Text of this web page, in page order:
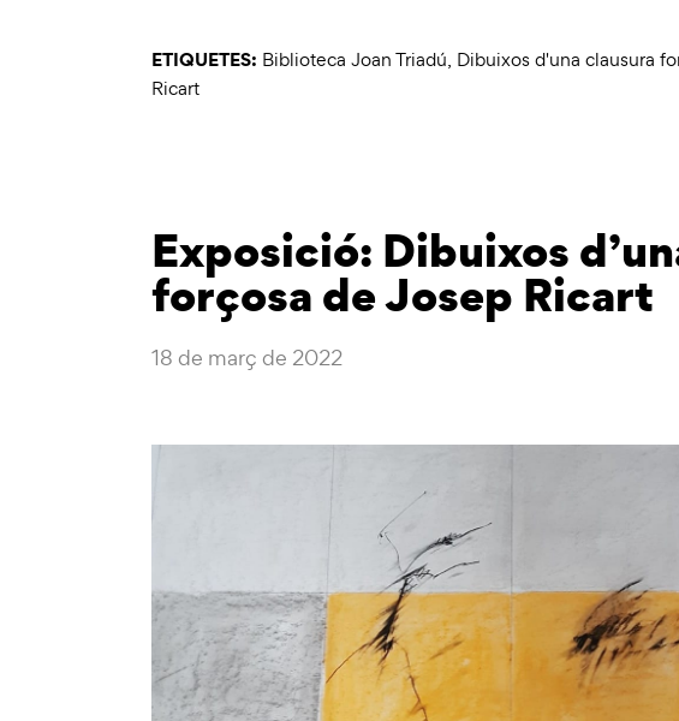
ETIQUETES: Biblioteca Joan Triadú, Dibuixos d'una clausura
Ricart
Exposició: Dibuixos
forçosa de Josep Ricart
18 de març de 2022